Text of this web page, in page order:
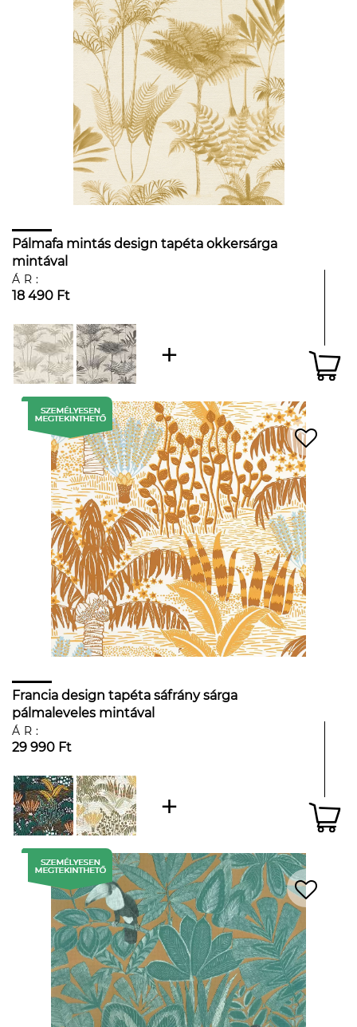
Pálmafa mintás design tapéta okkersárga
mintával
ÁR:
18 490 Ft
Francia design tapéta sáfrány sárga
pálmaleveles mintával
ÁR:
29 990 Ft